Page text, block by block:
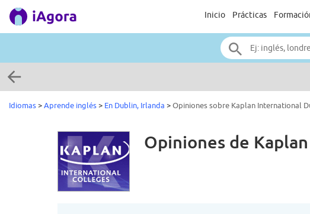
Inicio Prácticas
Idiomas>Aprende inglés> En Dublin, Irlanda >Opiniones sobre Kaplan International
Opiniones de